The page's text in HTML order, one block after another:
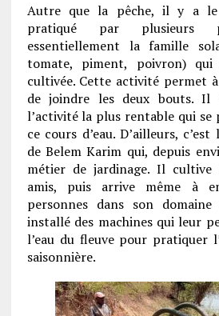
Autre que la pêche, il y a le
pratiqué par plusieurs
essentiellement la famille
tomate, piment, poivron)
cultivée. Cette activité permet
de joindre les deux bouts. Il
l’activité la plus rentable qui se
ce cours d’eau. D’ailleurs,
de Belem Karim qui, depuis
métier de jardinage. Il cultive
amis, puis arrive même à
personnes dans son
installé des machines qui leur
l’eau du fleuve pour pratiquer
saisonnière.